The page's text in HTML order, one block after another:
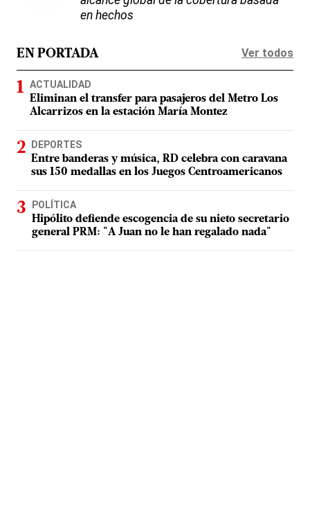
en hechos
EN PORTADA Ver todos
ACTUALIDAD
Eliminan el transfer para pasajeros del Metro Los
Alcarrizos en la estación María Montez
DEPORTES
Entre banderas y música, RD celebra con caravana
sus 150 medallas en los Juegos Centroamericanos
POLÍTICA
Hipólito defiende escogencia de su nieto secretario
general PRM: "A Juan no le han regalado nada"